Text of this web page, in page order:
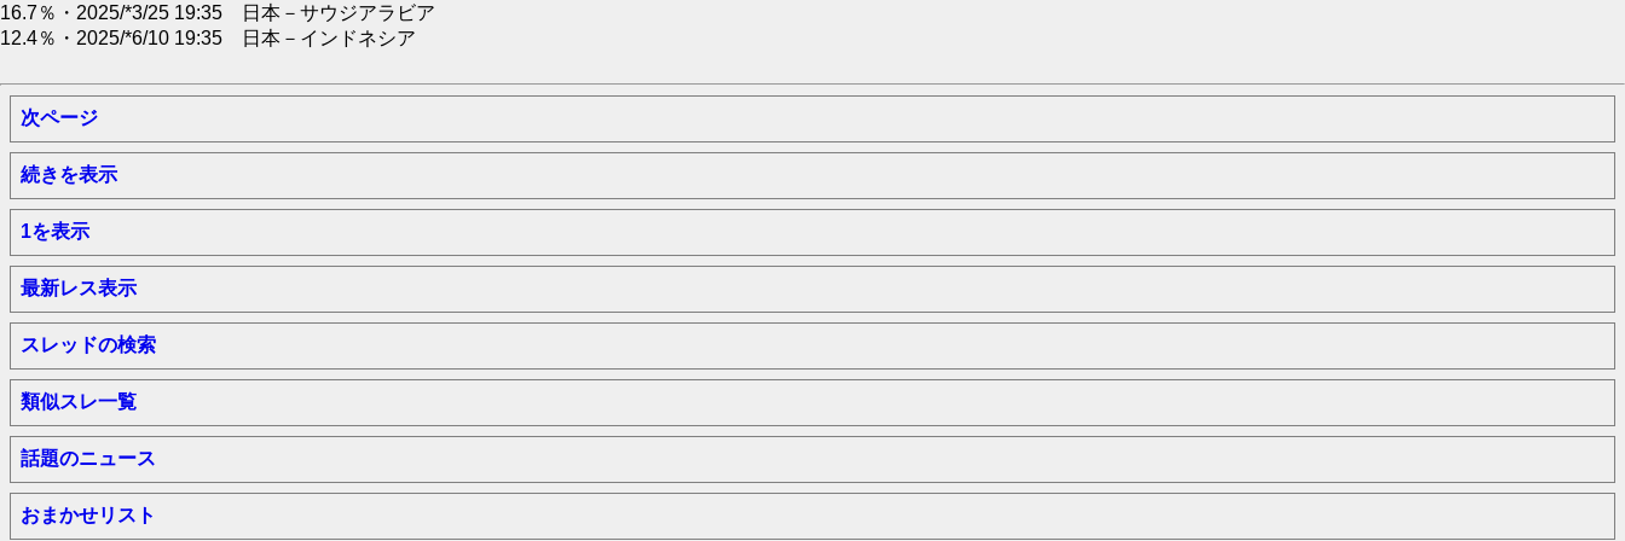
16.7％・2025/*3/25 19:35 日本－サウジアラビア
12.4％・2025/*6/10 19:35 日本－インドネシア
次ページ
続きを表示
1を表示
最新レス表示
スレッドの検索
類似スレ一覧
話題のニュース
おまかせリスト